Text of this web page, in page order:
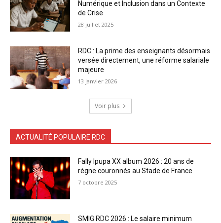
Numérique et Inclusion dans un Contexte
de Crise
28 juillet 2025
RDC : La prime des enseignants désormais
versée directement, une réforme salariale
majeure
13 janvier 2026
Voir plus
ACTUALITÉ POPULAIRE RDC
Fally Ipupa XX album 2026 : 20 ans de
règne couronnés au Stade de France
7 octobre 2025
SMIG RDC 2026 : Le salaire minimum